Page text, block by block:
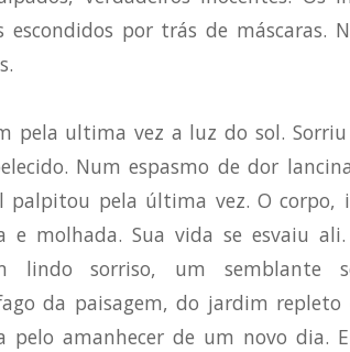
escondidos por trás de máscaras.
pela ultima vez a luz do sol.
Num espasmo de dor
palpitou pela última vez. O corpo,
molhada. Sua vida se esvaiu
lindo sorriso, um semblante
da paisagem, do jardim repleto
pelo amanhecer de um novo dia.